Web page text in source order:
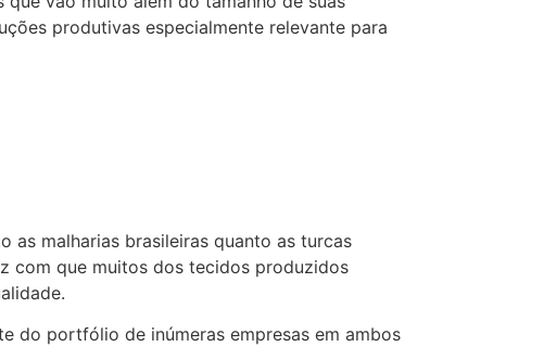
produtivas especialmente relevante para
as malharias brasileiras quanto as turcas
com que muitos dos tecidos produzidos
do portfólio de inúmeras empresas em ambos